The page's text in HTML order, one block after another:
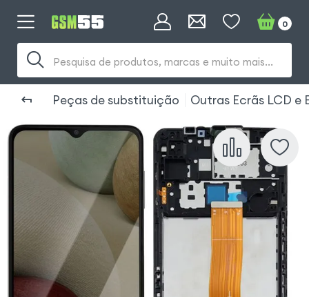
Pesquisa de produtos, marcas e muito mais...
0
Peças de substituição Outras Ecrãs LCD e